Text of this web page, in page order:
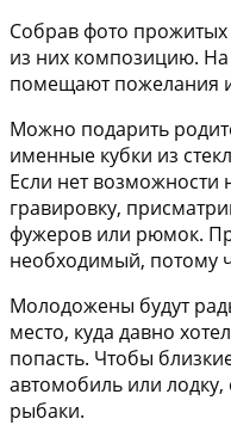
Собрав фото прожитых
из них композицию.
помещают пожелания
Можно подарить
именные кубки из
Если нет возможности
гравировку,
фужеров или рюмок.
необходимый, потому
Молодожены будут
место, куда давно
попасть. Чтобы
автомобиль или
рыбаки.